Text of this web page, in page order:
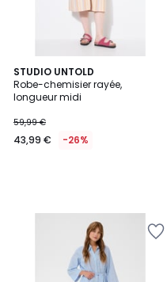
STUDIO UNTOLD
Robe-chemisier rayée,
longueur midi
59,99 €
43,99 € -26%